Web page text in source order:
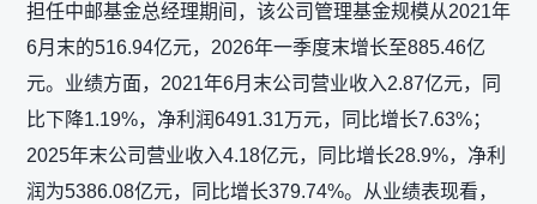
担任中邮基金总经理期间，该公司管理基金规模从2021年
6月末的516.94亿元，2026年一季度末增长至885.46亿
元。业绩方面，2021年6月末公司营业收入2.87亿元，同
比下降1.19%，净利润6491.31万元，同比增长7.63%；
2025年末公司营业收入4.18亿元，同比增长28.9%，净利
润为5386.08亿元，同比增长379.74%。从业绩表现看，